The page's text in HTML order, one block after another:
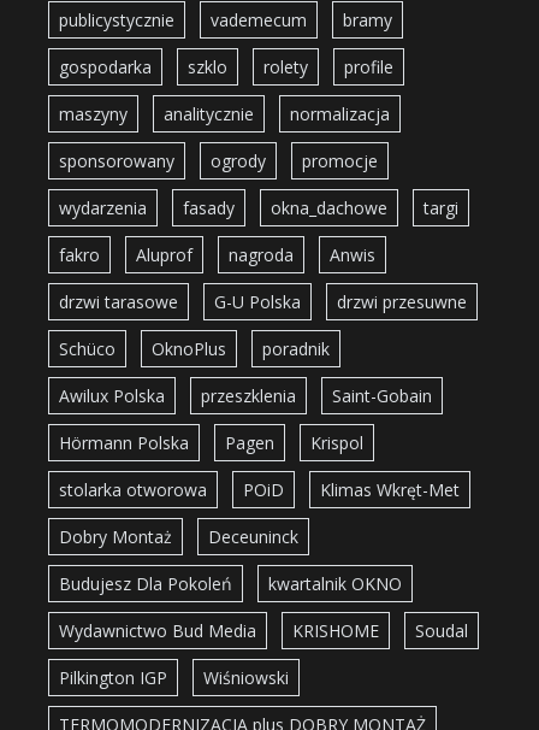
publicystycznie vademecum bramy
gospodarka szklo rolety profile
maszyny analitycznie normalizacja
sponsorowany ogrody promocje
wydarzenia fasady okna_dachowe targi
fakro Aluprof nagroda Anwis
drzwi tarasowe G-U Polska drzwi przesuwne
Schüco OknoPlus poradnik
Awilux Polska przeszklenia Saint-Gobain
Hörmann Polska Pagen Krispol
stolarka otworowa POiD Klimas Wkręt-Met
Dobry Montaż Deceuninck
Budujesz Dla Pokoleń kwartalnik OKNO
Wydawnictwo Bud Media KRISHOME Soudal
Pilkington IGP Wiśniowski
TERMOMODERNIZACJA plus DOBRY MONTAŻ